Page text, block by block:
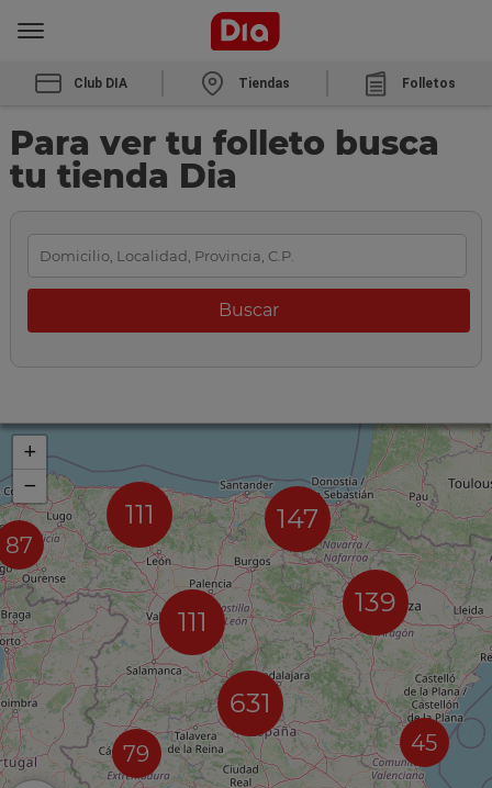
Club DIA Tiendas Folletos
Para ver tu folleto busca
tu tienda Dia
87
111 147
111
79
631
139
45
+
−